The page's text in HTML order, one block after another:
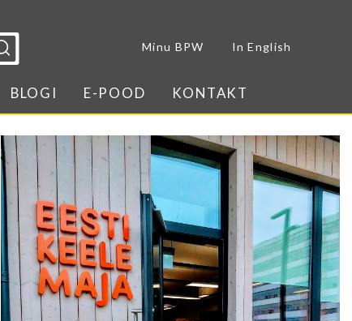
Minu BPW In English
BLOGI E-POOD KONTAKT